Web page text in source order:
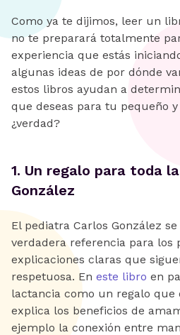
Como ya te dijimos, leer un
no te preparará totalmente
experiencia que estás
algunas ideas de por dónde
estos libros ayudan a
que deseas para tu pequeño y
¿verdad?
‍1. Un regalo para toda
González
El pediatra Carlos González
verdadera referencia para los
explicaciones claras que
respetuosa. En este libro en
lactancia como un regalo que
explica los beneficios de
ejemplo la conexión entre